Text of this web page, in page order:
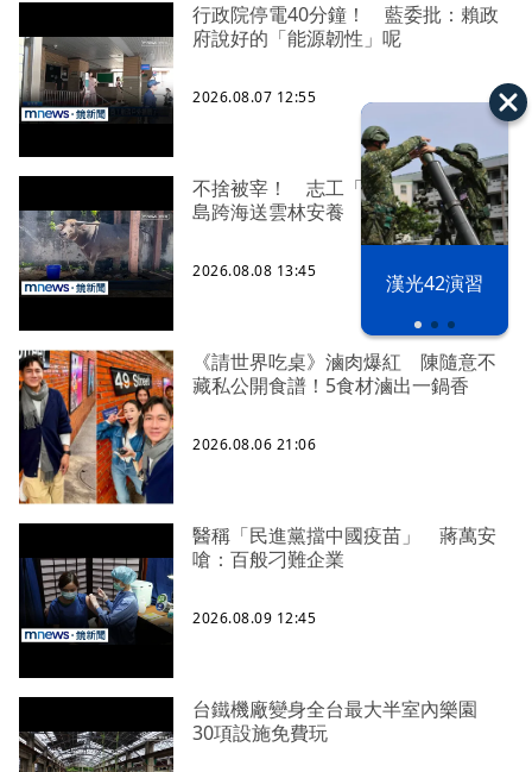
漢光42演習
行政院停電40分鐘！ 藍委批：賴政
府說好的「能源韌性」呢
2026.08.07 12:55
不捨被宰！ 志工「買牛救命」從綠
島跨海送雲林安養
2026.08.08 13:45
《請世界吃桌》滷肉爆紅 陳隨意不
藏私公開食譜！5食材滷出一鍋香
2026.08.06 21:06
醫稱「民進黨擋中國疫苗」 蔣萬安
嗆：百般刁難企業
2026.08.09 12:45
台鐵機廠變身全台最大半室內樂園
30項設施免費玩